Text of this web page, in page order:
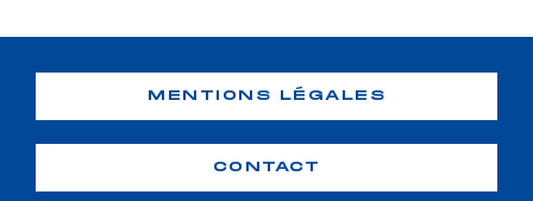
MENTIONS LÉGALES
CONTACT